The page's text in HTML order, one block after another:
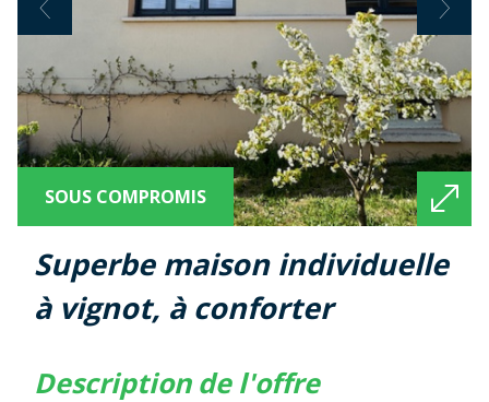
SOUS COMPROMIS
superbe maison individuelle
à vignot, à conforter
description de l'offre